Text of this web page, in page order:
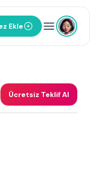
Ekle
Ücretsiz Teklif Al